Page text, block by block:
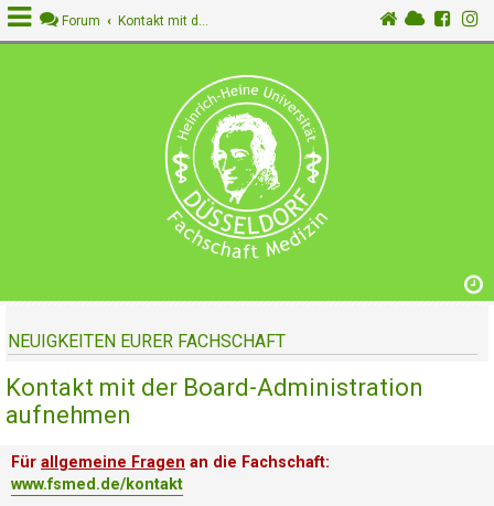
R
g
i
t
r
i
Forum Kontakt mit der Board-Administration aufnehmen
NEUIGKEITEN EURER FACHSCHAFT
Kontakt mit der Board-Administration
aufnehmen
Für allgemeine Fragen an die Fachschaft:
www.fsmed.de/kontakt